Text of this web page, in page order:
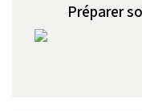
Préparer